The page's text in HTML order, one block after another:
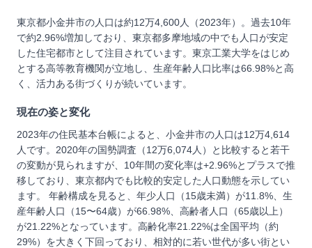
東京都小金井市の人口は約12万4,600人（2023年）。過去10年
で約2.96%増加しており、東京都多摩地域の中でも人口が安定
した住宅都市として注目されています。東京工業大学をはじめ
とする高等教育機関が立地し、生産年齢人口比率は66.98%と高
く、活力ある街づくりが続いています。
現在の姿と変化
2023年の住民基本台帳によると、小金井市の人口は12万4,614
人です。2020年の国勢調査（12万6,074人）と比較すると若干
の変動が見られますが、10年間の変化率は+2.96%とプラスで推
移しており、東京都内でも比較的安定した人口動態を示してい
ます。 年齢構成を見ると、年少人口（15歳未満）が11.8%、生
産年齢人口（15〜64歳）が66.98%、高齢者人口（65歳以上）
が21.22%となっています。高齢化率21.22%は全国平均（約
29%）を大きく下回っており、相対的に若い世代が多い街とい